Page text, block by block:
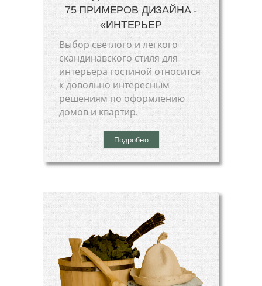
75 ПРИМЕРОВ ДИЗАЙНА -
«ИНТЕРЬЕР
Выбор светлого и легкого
скандинавского стиля для
интерьера гостиной относится
к довольно интересным
решениям по оформлению
домов и квартир.
Подробно